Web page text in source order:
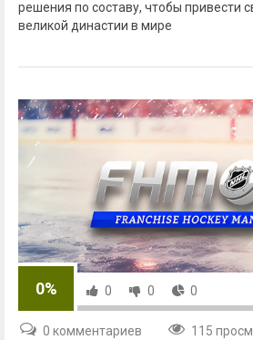
решения по составу, чтобы привести
великой династии в мире
0% 0 0 0
0 комментариев
115